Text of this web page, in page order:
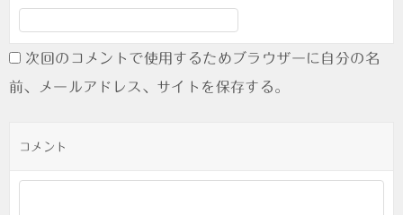
次回のコメントで使用するためブラウザーに自分の名
前、メールアドレス、サイトを保存する。
コメント